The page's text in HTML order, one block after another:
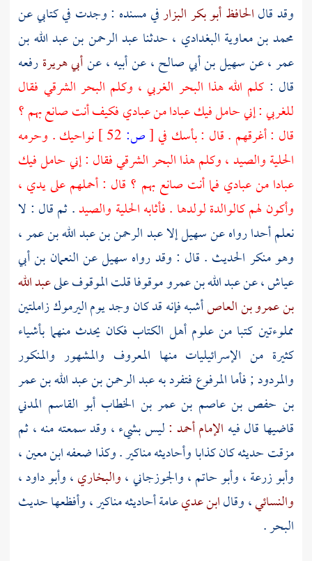
وقد قالالحافظ أبو بكر البزارفي مسنده : وجدت في كتابي عن
محمد بن معاوية البغدادي ، حدثنا عبد الرحمن بن عبد الله بن
عمر، عنسهيل بن أبي صالح، عن أبيه ، عنأبي هريرةرفعه
قال : كلم الله هذا البحر الغربي ، وكلم البحر الشرقي فقال
للغربي : إني حامل فيك عبادا من عبادي فكيف أنت صانع بهم ؟
قال : أغرقهم . قال : بأسك في[ص:
نواحيك . وحرمه
الحلية والصيد ، وكلم هذا البحر الشرقي فقال : إني حامل فيك
عبادا من عبادي فما أنت صانع بهم ؟ قال : أحملهم على يدي ،
وأكون لهم كالوالدة لولدها . فأثابه الحلية والصيد. ثم قال : لا
نعلم أحدا رواه عنسهيلإلاعبد الرحمن بن عبد الله بن عمر ،
وهو منكر الحديث . قال : وقد رواه سهيلعنالنعمان بن أبي
عياش، عنعبد الله بن عمروموقوفا قلت الموقوف علىعبد الله
بن عمرو بن العاصأشبه فإنه قد كان وجد يوماليرموكزاملتين
مملوءتين كتبا من علوم أهل الكتاب فكان يحدث منهما بأشياء
كثيرة من الإسرائيليات منها المعروف والمشهور والمنكور
والمردود ; فأما المرفوع فتفرد بهعبد الرحمن بن عبد الله بن عمر
بن حفص بن عاصم بن عمر بن الخطاب أبو القاسم المدني
قاضيها قال فيه الإمام أحمد :ليس بشيء ، وقد سمعته منه ، ثم
مزقت حديثه كان كذابا وأحاديثه مناكير . وكذا ضعفهابن معين،
وأبو زرعة،وأبو حاتم،والجوزجاني ،والبخاري،وأبو داود،
والنسائي، وقالابن عديعامة أحاديثه مناكير ، وأفظعها حديث
البحر .